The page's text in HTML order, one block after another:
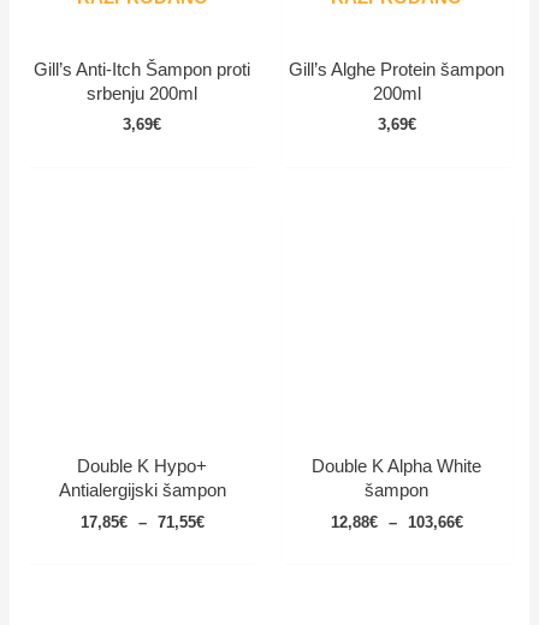
Gill’s Anti-Itch Šampon proti
srbenju 200ml
3,69€
Gill’s Alghe Protein šampon
200ml
3,69€
Double K Hypo+
Antialergijski šampon
17,85€ – 71,55€
Double K Alpha White
šampon
12,88€ – 103,66€